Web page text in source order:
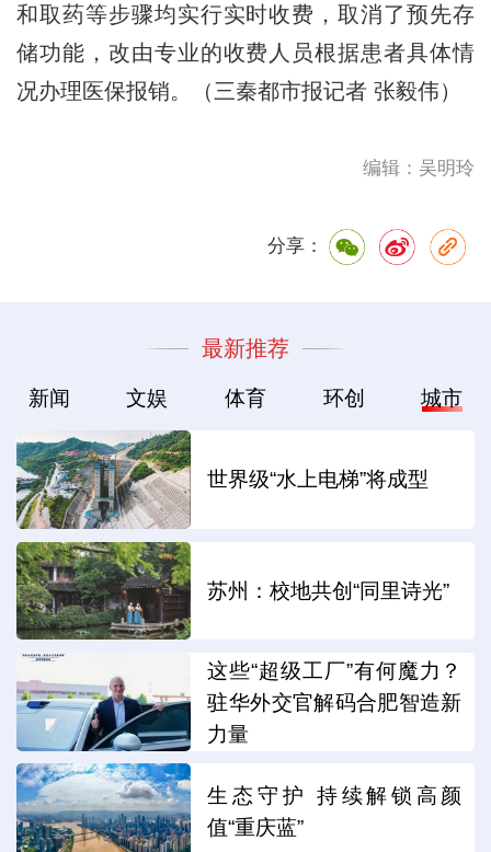
和取药等步骤均实行实时收费，取消了预先存
储功能，改由专业的收费人员根据患者具体情
况办理医保报销。（三秦都市报记者 张毅伟）
编辑：吴明玲
分享：
最新推荐
新闻 文娱 体育 环创 城市
世界级“水上电梯”将成型
苏州：校地共创“同里诗光”
这些“超级工厂”有何魔力？
驻华外交官解码合肥智造新
力量
生态守护 持续解锁高颜
值“重庆蓝”